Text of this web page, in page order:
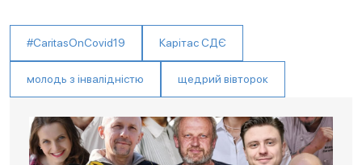
#CaritasOnCovid19 Карітас СДЄ
молодь з інвалідністю щедрий вівторок